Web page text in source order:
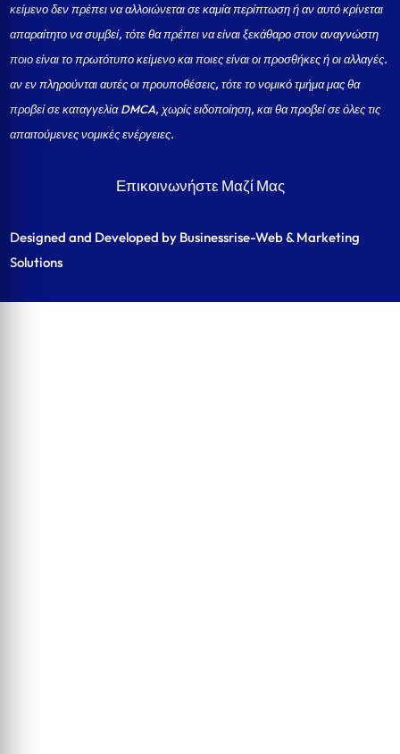
κείμενο δεν πρέπει να αλλοιώνεται σε καμία περίπτωση ή αν αυτό κρίνεται
απαραίτητο να συμβεί, τότε θα πρέπει να είναι ξεκάθαρο στον αναγνώστη
ποιο είναι το πρωτότυπο κείμενο και ποιες είναι οι προσθήκες ή οι αλλαγές.
αν εν πληρούνται αυτές οι προυποθέσεις, τότε το νομικό τμήμα μας θα
προβεί σε καταγγελία DMCA, χωρίς ειδοποίηση, και θα προβεί σε όλες τις
απαιτούμενες νομικές ενέργειες.
Επικοινωνήστε Μαζί Μας
Designed and Developed by Businessrise-Web & Marketing
Solutions